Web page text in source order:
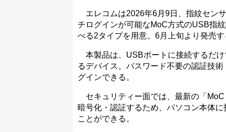
エレコムは2026年6月9日、指紋セン
チログインが可能なMoC方式のUSB指
べる2タイプを用意。6月上旬より発売す
本製品は、USBポートに接続するだ
るデバイス。パスワード不要の認証技
グインできる。
セキュリティー面では、最新の「
暗号化・認証するため、パソコン本体
ことができる。